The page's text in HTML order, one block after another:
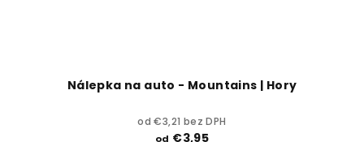
Nálepka na auto - Mountains | Hory
od €3,21 bez DPH
od €3,95